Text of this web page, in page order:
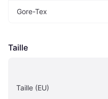
Gore-Tex
Taille
Taille (EU)